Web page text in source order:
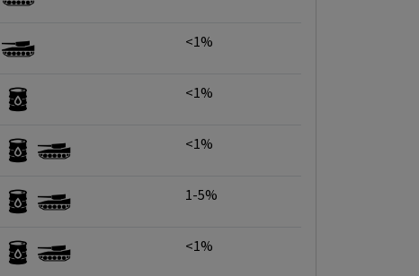
<1%
<1%
<1%
1-5%
<1%